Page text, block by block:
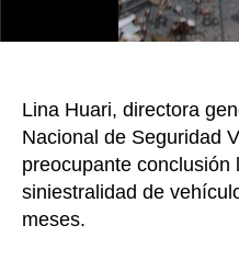
Lina Huari, directora
Nacional de Seguridad
preocupante
siniestralidad de
meses.